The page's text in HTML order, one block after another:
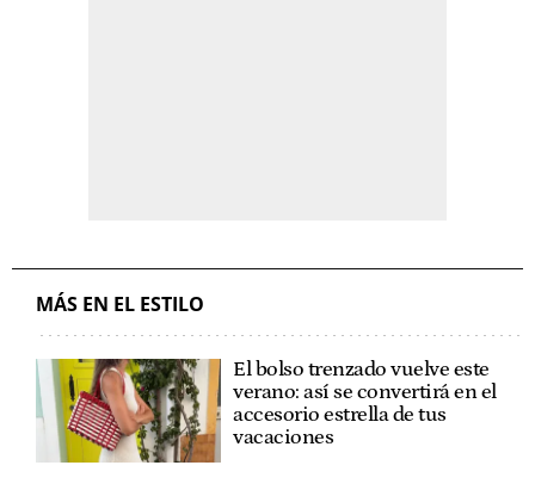
MÁS EN EL ESTILO
El bolso trenzado vuelve este
verano: así se convertirá en el
accesorio estrella de tus
vacaciones